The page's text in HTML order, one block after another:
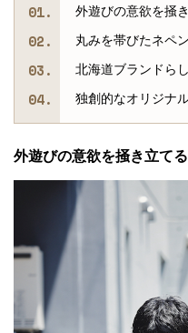
外遊びの意欲を掻
丸みを帯びたネペ
北海道ブランドら
独創的なオリジナ
外遊びの意欲を掻き立てる